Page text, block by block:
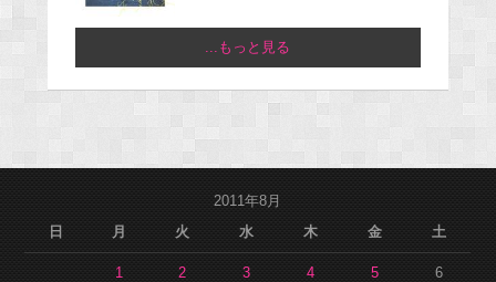
...もっと見る
2011年8月
日
月 火 水 木 金 土
1 2 3 4 5 6